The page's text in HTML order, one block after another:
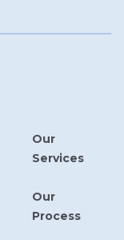
Our
Services
Our
Process